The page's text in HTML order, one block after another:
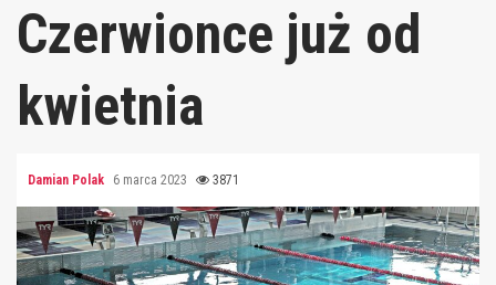
Czerwionce już od
kwietnia
Damian Polak 6 marca 2023 3871